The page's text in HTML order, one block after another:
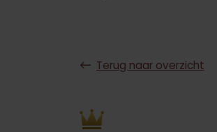
Terug naar overzicht